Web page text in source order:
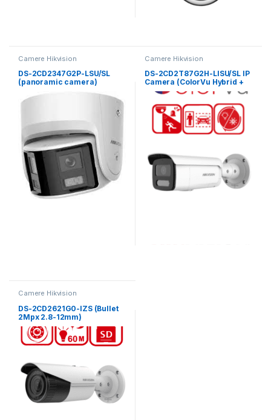
Camere Hikvision
DS-2CD2347G2P-LSU/SL
(panoramic camera)
Camere Hikvision
DS-2CD2T87G2H-LISU/SL IP
Camera (ColorVu Hybrid +
Acusense Bullet 8Mpx
Camere Hikvision
DS-2CD2621G0-IZS (Bullet
2Mpx 2.8-12mm)